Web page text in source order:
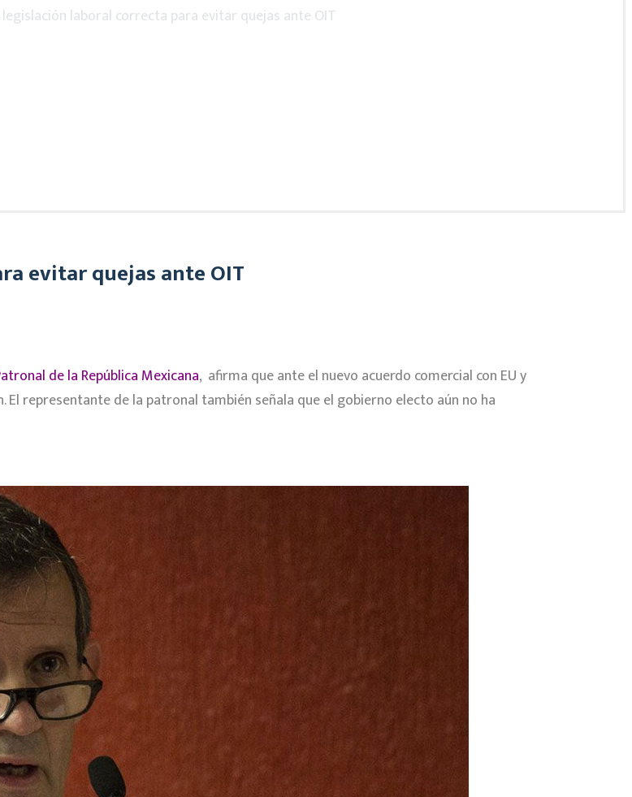
laboral correcta para evitar quejas ante OIT
evitar quejas ante OIT
de la República Mexicana, afirma que ante el nuevo acuerdo comercial con EU y
representante de la patronal también señala que el gobierno electo aún no ha